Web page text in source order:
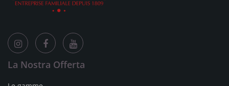
La Nostra Offerta